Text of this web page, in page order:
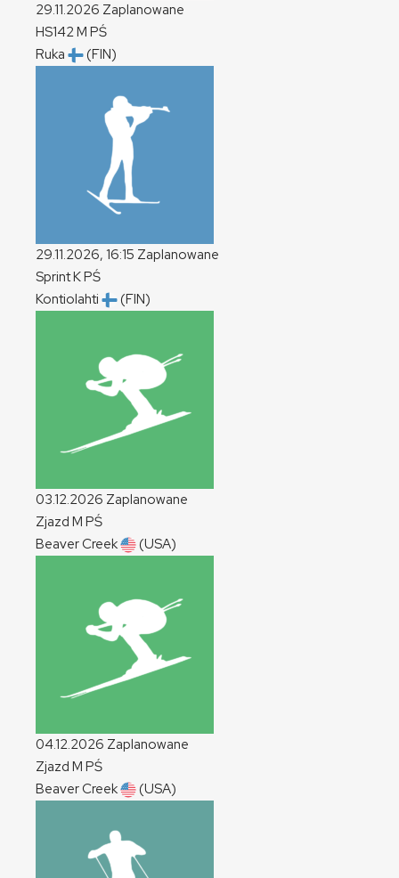
29.11.2026 Zaplanowane
HS142M PŚ
Ruka
(FIN)
29.11.2026, 16:15 Zaplanowane
SprintKPŚ
Kontiolahti
(FIN)
03.12.2026 Zaplanowane
Zjazd M PŚ
Beaver Creek
(USA)
04.12.2026 Zaplanowane
Zjazd M PŚ
Beaver Creek
(USA)